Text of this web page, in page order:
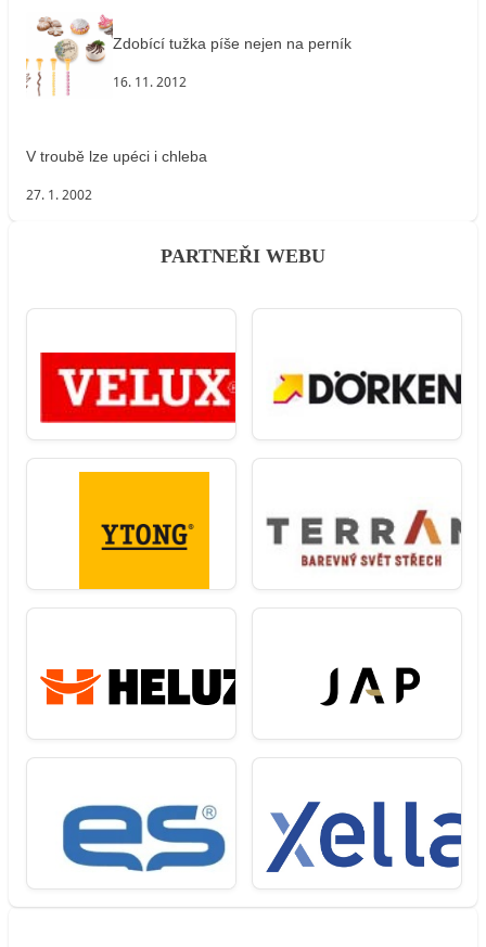
Zdobící tužka píše nejen na perník
16. 11. 2012
V troubě lze upéci i chleba
27. 1. 2002
PARTNEŘI WEBU